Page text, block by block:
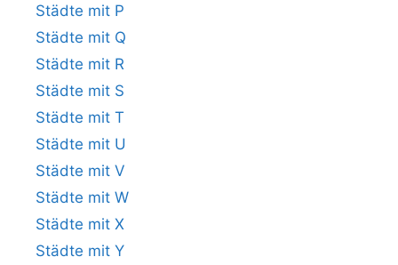
Städte mit P
Städte mit Q
Städte mit R
Städte mit S
Städte mit T
Städte mit U
Städte mit V
Städte mit W
Städte mit X
Städte mit Y